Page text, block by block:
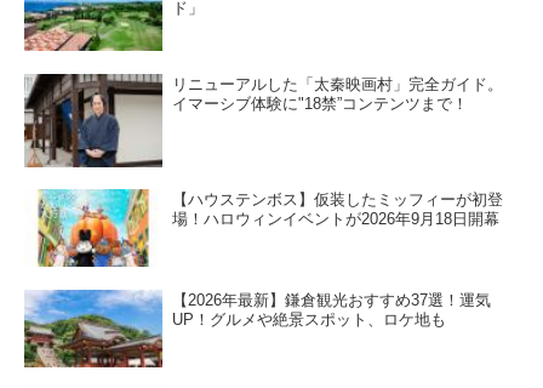
ド」
リニューアルした「太秦映画村」完全ガイド。
イマーシブ体験に"18禁”コンテンツまで！
【ハウステンボス】仮装したミッフィーが初登
場！ハロウィンイベントが2026年9月18日開幕
【2026年最新】鎌倉観光おすすめ37選！運気
UP！グルメや絶景スポット、ロケ地も